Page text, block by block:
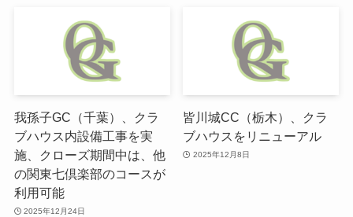
我孫子GC（千葉）、クラ
ブハウス内設備工事を実
施、クローズ期間中は、他
の関東七倶楽部のコースが
利用可能
2025年12月24日
皆川城CC（栃木）、クラ
ブハウスをリニューアル
2025年12月8日